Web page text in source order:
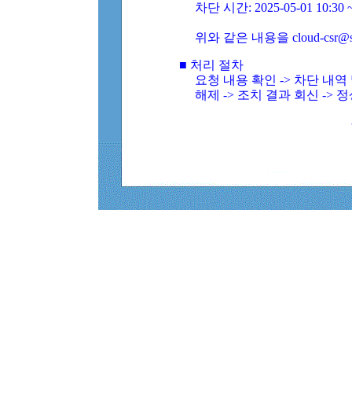
차단 시간: 2025-05-01 10:30
위와 같은 내용을 cloud-
■ 처리 절차
요청 내용 확인 -> 차단 내
해제 -> 조치 결과 회신 ->